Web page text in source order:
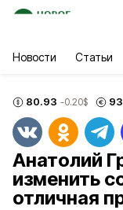
Новости Статьи
80.93 -0.20$
Анатолий
изменить
отличная